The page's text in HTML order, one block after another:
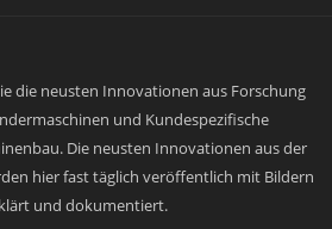
die neusten Innovationen aus Forschung
und Kundespezifische
Die neusten Innovationen aus der
hier fast täglich veröffentlich mit Bildern
und dokumentiert.